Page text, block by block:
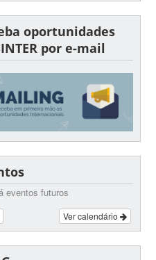
oportunidades
por e-mail
eventos futuros
Ver calendário